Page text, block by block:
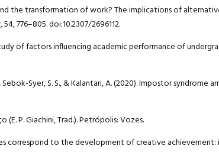
the transformation of work? The implications of
776–805. doi:10.2307/2696112.
study of factors influencing academic performance of
S. S., & Kalantari, A. (2020). Impostor syndrome
(E. P. Giachini, Trad.). Petrópolis: Vozes.
correspond to the development of creative